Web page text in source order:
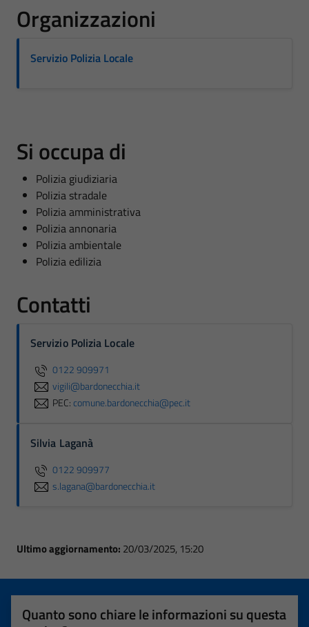
Organizzazioni
Servizio Polizia Locale
Si occupa di
Polizia giudiziaria
Polizia stradale
Polizia amministrativa
Polizia annonaria
Polizia ambientale
Polizia edilizia
Contatti
Servizio Polizia Locale
0122 909971
vigili@bardonecchia.it
PEC:comune.bardonecchia@pec.it
Silvia Laganà
0122 909977
s.lagana@bardonecchia.it
Ultimo aggiornamento: 20/03/2025, 15:20
Quanto sono chiare le informazioni su questa